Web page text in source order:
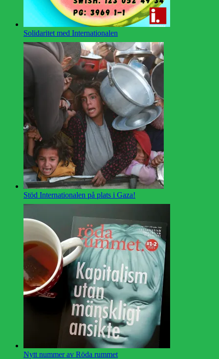
Solidaritet med Internationalen
Stöd Internationalen på plats i Gaza!
Nytt nummer av Röda rummet